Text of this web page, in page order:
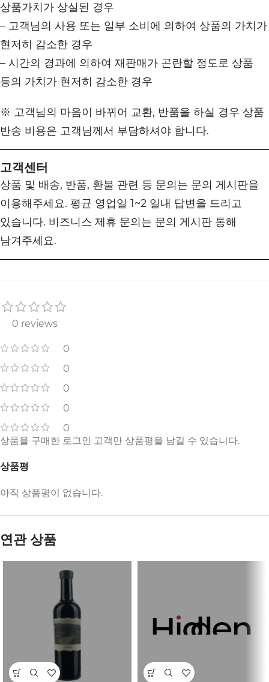
상품가치가 상실된 경우
– 고객님의 사용 또는 일부 소비에 의하여 상품의 가치가
현저히 감소한 경우
– 시간의 경과에 의하여 재판매가 곤란할 정도로 상품
등의 가치가 현저히 감소한 경우
※ 고객님의 마음이 바뀌어 교환, 반품을 하실 경우 상품
반송 비용은 고객님께서 부담하셔야 합니다.
고객센터
상품 및 배송, 반품, 환불 관련 등 문의는 문의 게시판을
이용해주세요. 평균 영업일 1~2 일내 답변을 드리고
있습니다. 비즈니스 제휴 문의는 문의 게시판 통해
남겨주세요.
0 reviews
0
0
0
0
0
상품평
아직 상품평이 없습니다.
상품을 구매한 로그인 고객만 상품평을 남길 수 있습니다.
연관 상품